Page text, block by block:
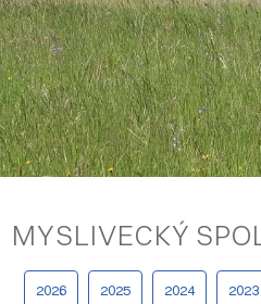
MYSLIVECKÝ
2026 2025 2024 2023